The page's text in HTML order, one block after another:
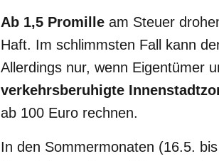
Ab 1,5 Promille am Steuer
Haft. Im schlimmsten Fall kann
Allerdings nur, wenn Eigentümer
verkehrsberuhigte
ab 100 Euro rechnen.
In den Sommermonaten (16.5.